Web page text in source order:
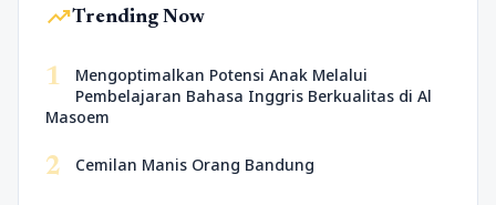
trending_upTrending Now
1
Mengoptimalkan Potensi Anak Melalui
Pembelajaran Bahasa Inggris Berkualitas di Al
Masoem
2 Cemilan Manis Orang Bandung